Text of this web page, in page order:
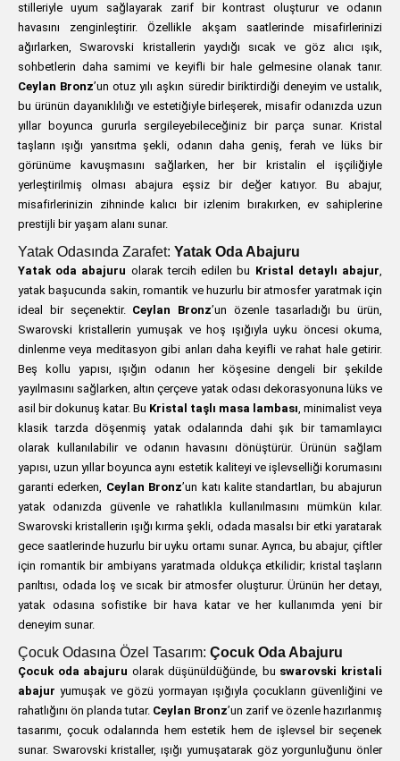
stilleriyle uyum sağlayarak zarif bir kontrast oluşturur ve odanın
havasını zenginleştirir. Özellikle akşam saatlerinde misafirlerinizi
ağırlarken, Swarovski kristallerin yaydığı sıcak ve göz alıcı ışık,
sohbetlerin daha samimi ve keyifli bir hale gelmesine olanak tanır.
Ceylan Bronz’un otuz yılı aşkın süredir biriktirdiği deneyim ve ustalık,
bu ürünün dayanıklılığı ve estetiğiyle birleşerek, misafir odanızda uzun
yıllar boyunca gururla sergileyebileceğiniz bir parça sunar. Kristal
taşların ışığı yansıtma şekli, odanın daha geniş, ferah ve lüks bir
görünüme kavuşmasını sağlarken, her bir kristalin el işçiliğiyle
yerleştirilmiş olması abajura eşsiz bir değer katıyor. Bu abajur,
misafirlerinizin zihninde kalıcı bir izlenim bırakırken, ev sahiplerine
prestijli bir yaşam alanı sunar.
Yatak Odasında Zarafet: Yatak Oda Abajuru
Yatak oda abajuru olarak tercih edilen bu Kristal detaylı abajur,
yatak başucunda sakin, romantik ve huzurlu bir atmosfer yaratmak için
ideal bir seçenektir. Ceylan Bronz’un özenle tasarladığı bu ürün,
Swarovski kristallerin yumuşak ve hoş ışığıyla uyku öncesi okuma,
dinlenme veya meditasyon gibi anları daha keyifli ve rahat hale getirir.
Beş kollu yapısı, ışığın odanın her köşesine dengeli bir şekilde
yayılmasını sağlarken, altın çerçeve yatak odası dekorasyonuna lüks ve
asil bir dokunuş katar. Bu Kristal taşlı masa lambası, minimalist veya
klasik tarzda döşenmiş yatak odalarında dahi şık bir tamamlayıcı
olarak kullanılabilir ve odanın havasını dönüştürür. Ürünün sağlam
yapısı, uzun yıllar boyunca aynı estetik kaliteyi ve işlevselliği korumasını
garanti ederken, Ceylan Bronz’un katı kalite standartları, bu abajurun
yatak odanızda güvenle ve rahatlıkla kullanılmasını mümkün kılar.
Swarovski kristallerin ışığı kırma şekli, odada masalsı bir etki yaratarak
gece saatlerinde huzurlu bir uyku ortamı sunar. Ayrıca, bu abajur, çiftler
için romantik bir ambiyans yaratmada oldukça etkilidir; kristal taşların
parıltısı, odada loş ve sıcak bir atmosfer oluşturur. Ürünün her detayı,
yatak odasına sofistike bir hava katar ve her kullanımda yeni bir
deneyim sunar.
Çocuk Odasına Özel Tasarım: Çocuk Oda Abajuru
Çocuk oda abajuru olarak düşünüldüğünde, bu swarovski kristali
abajur yumuşak ve gözü yormayan ışığıyla çocukların güvenliğini ve
rahatlığını ön planda tutar. Ceylan Bronz’un zarif ve özenle hazırlanmış
tasarımı, çocuk odalarında hem estetik hem de işlevsel bir seçenek
sunar. Swarovski kristaller, ışığı yumuşatarak göz yorgunluğunu önler